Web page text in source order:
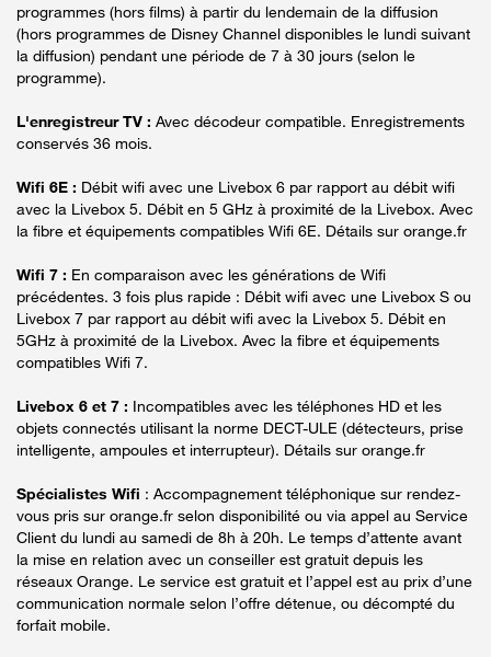
programmes (hors films) à partir du lendemain de la diffusion
(hors programmes de Disney Channel disponibles le lundi suivant
la diffusion) pendant une période de 7 à 30 jours (selon le
programme).
L'enregistreur TV : Avec décodeur compatible. Enregistrements
conservés 36 mois.
Wifi 6E : Débit wifi avec une Livebox 6 par rapport au débit wifi
avec la Livebox 5. Débit en 5 GHz à proximité de la Livebox. Avec
la fibre et équipements compatibles Wifi 6E. Détails sur orange.fr
Wifi 7 : En comparaison avec les générations de Wifi
précédentes. 3 fois plus rapide : Débit wifi avec une Livebox S ou
Livebox 7 par rapport au débit wifi avec la Livebox 5. Débit en
5GHz à proximité de la Livebox. Avec la fibre et équipements
compatibles Wifi 7.
Livebox 6 et 7 : Incompatibles avec les téléphones HD et les
objets connectés utilisant la norme DECT-ULE (détecteurs, prise
intelligente, ampoules et interrupteur). Détails sur orange.fr
Spécialistes Wifi : Accompagnement téléphonique sur rendez-
vous pris sur orange.fr selon disponibilité ou via appel au Service
Client du lundi au samedi de 8h à 20h. Le temps d’attente avant
la mise en relation avec un conseiller est gratuit depuis les
réseaux Orange. Le service est gratuit et l’appel est au prix d’une
communication normale selon l’offre détenue, ou décompté du
forfait mobile.